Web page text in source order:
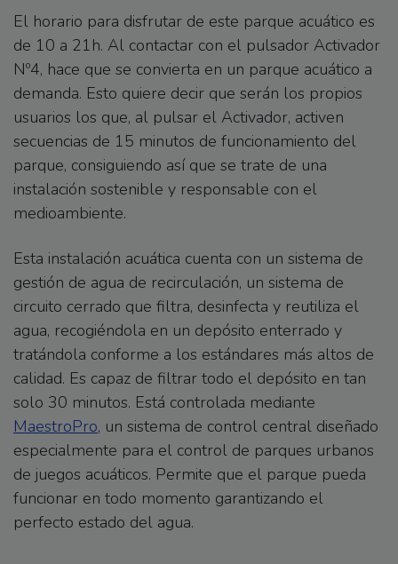
El horario para disfrutar de este parque acuático es
de 10 a 21h. Al contactar con el pulsador Activador
Nº4, hace que se convierta en un parque acuático a
demanda. Esto quiere decir que serán los propios
usuarios los que, al pulsar el Activador, activen
secuencias de 15 minutos de funcionamiento del
parque, consiguiendo así que se trate de una
instalación sostenible y responsable con el
medioambiente.
Esta instalación acuática cuenta con un sistema de
gestión de agua de recirculación, un sistema de
circuito cerrado que filtra, desinfecta y reutiliza el
agua, recogiéndola en un depósito enterrado y
tratándola conforme a los estándares más altos de
calidad. Es capaz de filtrar todo el depósito en tan
solo 30 minutos. Está controlada mediante
MaestroPro, un sistema de control central diseñado
especialmente para el control de parques urbanos
de juegos acuáticos. Permite que el parque pueda
funcionar en todo momento garantizando el
perfecto estado del agua.